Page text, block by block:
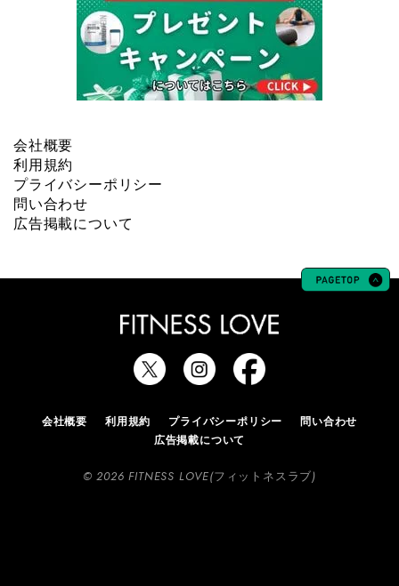
会社概要
利用規約
プライバシーポリシー
問い合わせ
広告掲載について
会社概要 利用規約 プライバシーポリシー
問い合わせ
広告掲載について
© 2026 FITNESS LOVE(フィットネスラブ)